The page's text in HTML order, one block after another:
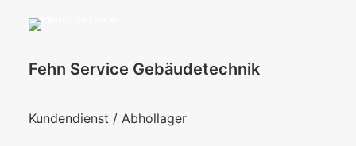
Fehn Service Gebäudetechnik
Kundendienst / Abhollager